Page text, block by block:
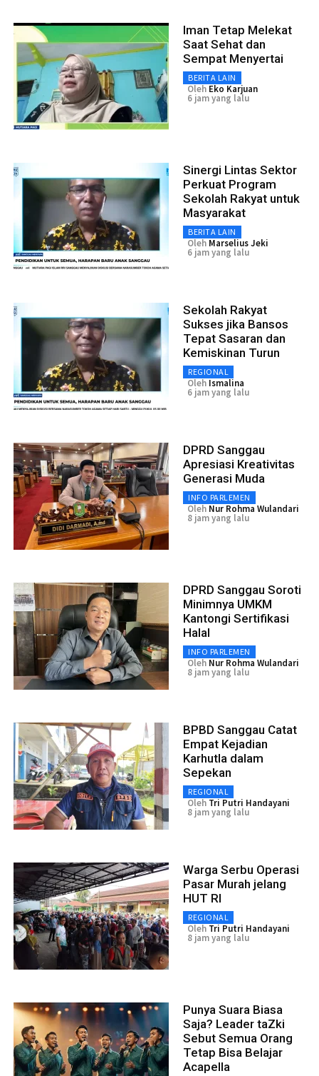
Iman Tetap Melekat
Saat Sehat dan
Sempat Menyertai
BERITA LAIN
Oleh Eko Karjuan
6 jam yang lalu
Sinergi Lintas Sektor
Perkuat Program
Sekolah Rakyat untuk
Masyarakat
BERITA LAIN
Oleh Marselius Jeki
6 jam yang lalu
Sekolah Rakyat
Sukses jika Bansos
Tepat Sasaran dan
Kemiskinan Turun
REGIONAL
Oleh Ismalina
6 jam yang lalu
DPRD Sanggau
Apresiasi Kreativitas
Generasi Muda
INFO PARLEMEN
Oleh Nur Rohma Wulandari
8 jam yang lalu
DPRD Sanggau Soroti
Minimnya UMKM
Kantongi Sertifikasi
Halal
INFO PARLEMEN
Oleh Nur Rohma Wulandari
8 jam yang lalu
BPBD Sanggau Catat
Empat Kejadian
Karhutla dalam
Sepekan
REGIONAL
Oleh Tri Putri Handayani
8 jam yang lalu
Warga Serbu Operasi
Pasar Murah jelang
HUT RI
REGIONAL
Oleh Tri Putri Handayani
8 jam yang lalu
Punya Suara Biasa
Saja? Leader taZki
Sebut Semua Orang
Tetap Bisa Belajar
Acapella